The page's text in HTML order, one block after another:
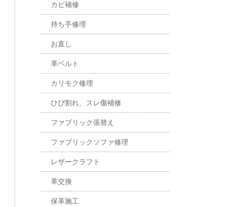
カビ補修
持ち手修理
お直し
革ベルト
カリモク修理
ひび割れ、スレ傷補修
ファブリック張替え
ファブリックソファ修理
レザークラフト
革交換
保革施工